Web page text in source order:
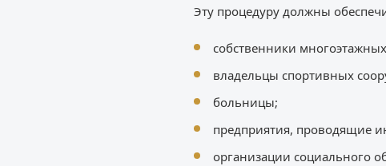
Эту процедуру должны
собственники
владельцы спортивных
больницы;
предприятия, проводящие
организации социального